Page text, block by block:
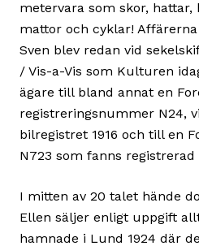
metervara som skor, hattar,
mattor och cyklar!
Sven blev redan vid
/ Vis-a-Vis som Kulturen
ägare till bland annat en
registreringsnummer N24,
bilregistret 1916 och till en
N723 som fanns registrerad
I mitten av 20 talet hände
Ellen säljer enligt uppgift
hamnade i Lund 1924 där